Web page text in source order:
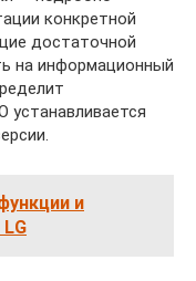
конкретной
достаточной
на информационный
и